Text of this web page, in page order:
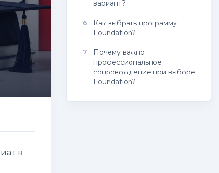
в
вариант?
6
Как выбрать программу
Foundation?
7
Почему важно
профессиональное
сопровождение при выборе
Foundation?